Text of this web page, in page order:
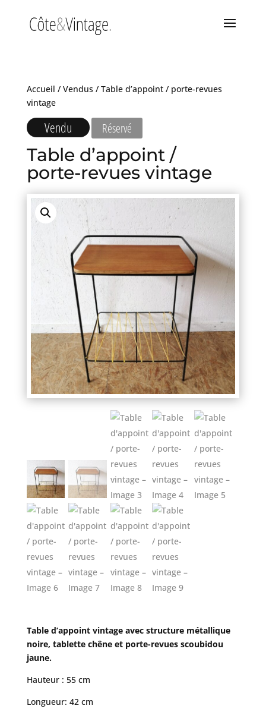
Accueil / Vendus/ Table d’appoint / porte-revues
vintage
Vendu Réservé
Table d’appoint /
porte-revues vintage
Table d’appoint vintage avec structure métallique
noire, tablette chêne et porte-revues scoubidou
jaune.
Hauteur : 55 cm
Longueur: 42 cm